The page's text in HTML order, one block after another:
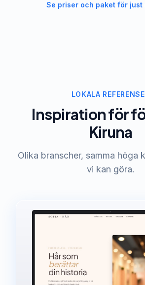
Se priser och paket för just
LOKALA
Inspiration för
Kiruna
Olika branscher, samma höga
vi kan göra.